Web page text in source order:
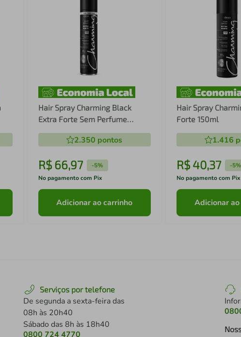
Hair Spray Charming Black
Extra Forte Sem Perfume
400ml
2.350 pontos
R$ 66,97 -5%
No pagamento com Pix
Adicionar ao carrinho
Hair Spray
Forte 150ml
1.416
R$ 40,37 -5%
No pagamento com Pix
Adicionar
Serviços por telefone
De segunda a sexta-feira das
08h às 20h40
Sábado das 8h às 18h40
0800 724 4770